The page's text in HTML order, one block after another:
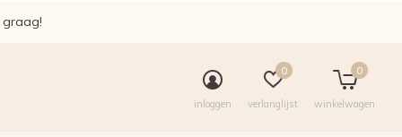
inloggen verlanglijst
0
winkelwagen
0
graag!